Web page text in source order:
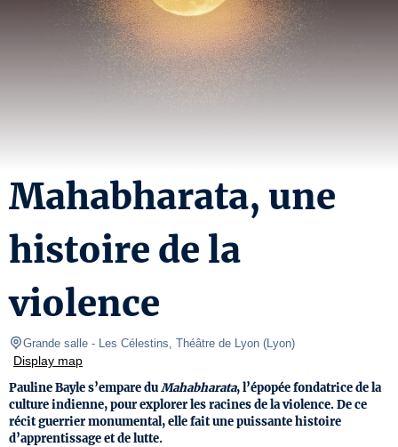
Mahabharata, une
histoire de la
violence
Grande salle - Les Célestins, Théâtre de Lyon (Lyon)
Display map
Pauline Bayle s’empare duMahabharata, l’épopée fondatrice de la
culture indienne, pour explorer les racines de la violence. De ce
récit guerrier monumental, elle fait une puissante histoire
d’apprentissage et de lutte.